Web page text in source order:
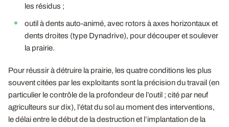
les résidus ;
outil à dents auto-animé, avec rotors à axes horizontaux et
dents droites (type Dynadrive), pour découper et soulever
la prairie.
Pour réussir à détruire la prairie, les quatre conditions les plus
souvent citées par les exploitants sont la précision du travail (en
particulier le contrôle de la profondeur de l’outil ; cité par neuf
agriculteurs sur dix), l’état du sol au moment des interventions,
le délai entre le début de la destruction et l’implantation de la